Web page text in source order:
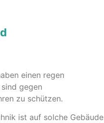
einen regen
gegen
zu schützen.
ist auf solche Gebäude